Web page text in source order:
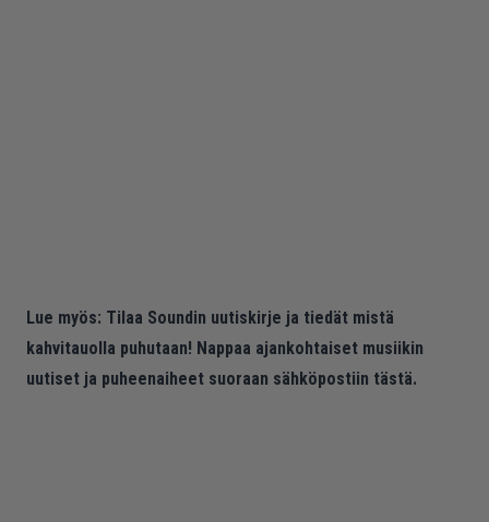
Lue myös: Tilaa Soundin uutiskirje ja tiedät mistä
kahvitauolla puhutaan! Nappaa ajankohtaiset musiikin
uutiset ja puheenaiheet suoraan sähköpostiin tästä.